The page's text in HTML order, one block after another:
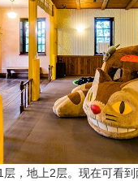
，地上2层。现在可看